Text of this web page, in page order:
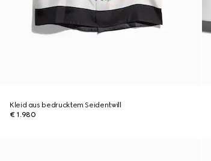
Kleid aus bedrucktem Seidentwill
€ 1.980